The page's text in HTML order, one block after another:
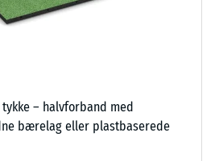
tykke – halvforband med
bærelag eller plastbaserede